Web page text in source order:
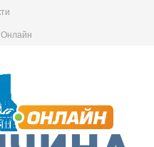
Онлайн